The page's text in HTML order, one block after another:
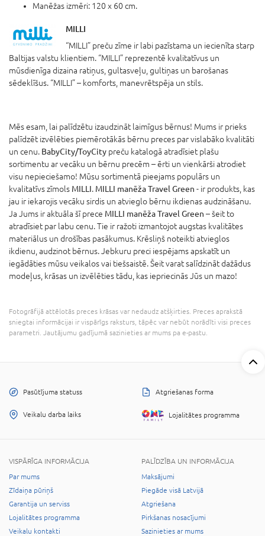
Manēžas izmēri: 120 x 60 cm.
MILLI
“MILLI” preču zīme ir labi pazīstama un iecienīta starp
Baltijas valstu klientiem. “MILLI” reprezentē kvalitatīvus un
mūsdienīga dizaina ratiņus, gultasveļu, gultiņas un barošanas
sēdeklīšus. “MILLI” – komforts, manevrētspēja un stils.
Mēs esam, lai palīdzētu izaudzināt laimīgus bērnus! Mums ir prieks
palīdzēt izvēlēties piemērotākās bērnu preces par vislabāko kvalitāti
un cenu. BabyCity/ToyCity preču katalogā atradīsiet plašu
sortimentu ar vecāku un bērnu precēm – ērti un vienkārši atrodiet
visu nepieciešamo! Mūsu sortimentā pieejams populārs un
kvalitatīvs zīmols MILLI. MILLI manēža Travel Green - ir produkts, kas
jau ir iekarojis vecāku sirdis un atvieglo bērnu ikdienas audzināšanu.
Ja Jums ir aktuāla šī prece MILLI manēža Travel Green – šeit to
atradīsiet par labu cenu. Tie ir ražoti izmantojot augstas kvalitātes
materiālus un drošības pasākumus. Krēsliņš noteikti atvieglos
ikdienu, audzinot bērnus. Jebkuru preci iespējams apskatīt un
iegādāties mūsu veikalos vai tiešsaistē. Šeit varat salīdzināt dažādus
modeļus, krāsas un izvēlēties tādu, kas iepriecinās Jūs un mazo!
Fotogrāfijā attēlotās preces krāsas var nedaudz atšķirties. Preces aprakstā
sniegtai informācijai ir vispārīgs raksturs, tāpēc var nebūt norādīti visi preces
parametri. Jautājumu gadījumā sazinieties ar mums pa e-pastu.
Pasūtījuma statuss Atgriešanas forma
Veikalu darba laiks Lojalitātes programma
VISPĀRĪGA INFORMĀCIJA
Par mums
Zīdaiņa pūriņš
Garantija un serviss
Lojalitātes programma
Veikalu kontakti
PALĪDZĪBA UN INFORMĀCIJA
Maksājumi
Piegāde visā Latvijā
Atgriešana
Pirkšanas nosacījumi
Sazinieties ar mums